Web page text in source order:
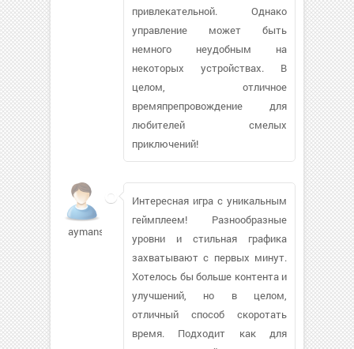
привлекательной. Однако
управление может быть
немного неудобным на
некоторых устройствах. В
целом, отличное
времяпрепровождение для
любителей смелых
приключений!
aymans
Интересная игра с уникальным
геймплеем! Разнообразные
уровни и стильная графика
захватывают с первых минут.
Хотелось бы больше контента и
улучшений, но в целом,
отличный способ скоротать
время. Подходит как для